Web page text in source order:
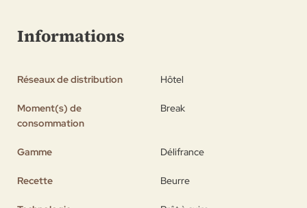
Informations
Réseaux de distribution Hôtel
Moment(s) de
consommation
Break
Gamme Délifrance
Recette Beurre